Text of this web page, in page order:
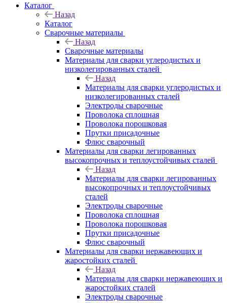
Каталог
Назад
Каталог
Сварочные материалы
Назад
Сварочные материалы
Материалы для сварки углеродистых и
низколегированных сталей
Назад
Материалы для сварки углеродистых и
низколегированных сталей
Электроды сварочные
Проволока сплошная
Проволока порошковая
Прутки присадочные
Флюс сварочный
Материалы для сварки легированных
высокопрочных и теплоустойчивых сталей
Назад
Материалы для сварки легированных
высокопрочных и теплоустойчивых
сталей
Электроды сварочные
Проволока сплошная
Проволока порошковая
Прутки присадочные
Флюс сварочный
Материалы для сварки нержавеющих и
жаростойких сталей
Назад
Материалы для сварки нержавеющих и
жаростойких сталей
Электроды сварочные